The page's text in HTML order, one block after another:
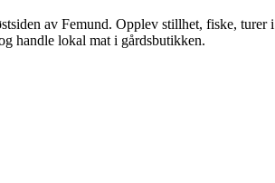
av Femund. Opplev stillhet, fiske, turer i
handle lokal mat i gårdsbutikken.